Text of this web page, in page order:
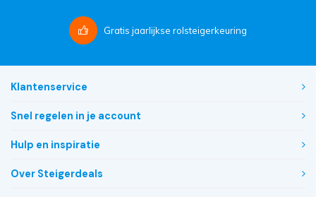
Gratis jaarlijkse rolsteigerkeuring
Klantenservice
Snel regelen in je account
Hulp en inspiratie
Over Steigerdeals